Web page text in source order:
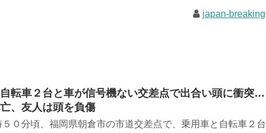
japan-breaking
転車２台と車が信号機ない交差点で出合い頭に衝突…
、友人は頭を負傷
５０分頃、福岡県朝倉市の市道交差点で、乗用車と自転車２台